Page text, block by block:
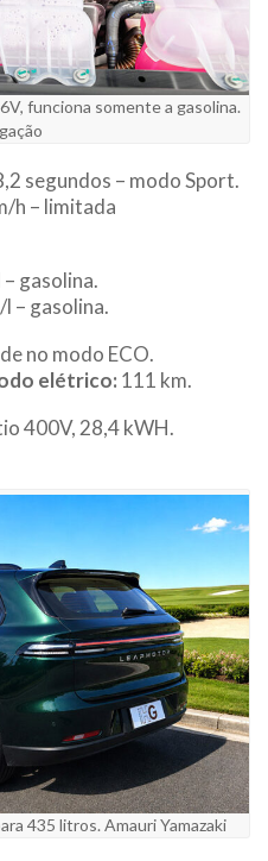
funciona somente a gasolina.
segundos – modo Sport.
h – limitada
gasolina.
– gasolina.
no modo ECO.
elétrico: 111 km.
400V, 28,4 kWH.
435 litros. Amauri Yamazaki